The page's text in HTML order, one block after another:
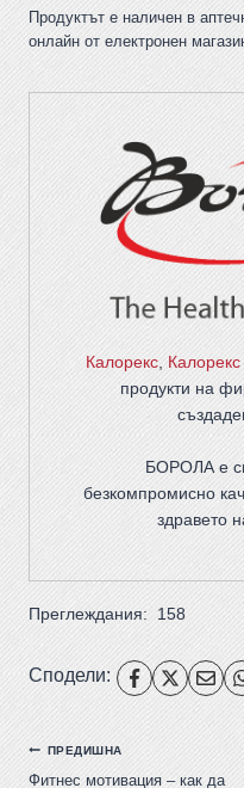
Продуктът е наличен в
онлайн от електронен
Калорекс,
продукти на
БОРОЛА е
безкомпромисно
здравето
Преглеждания: 158
Сподели:
ПРЕДИШНА
Фитнес мотивация – как да